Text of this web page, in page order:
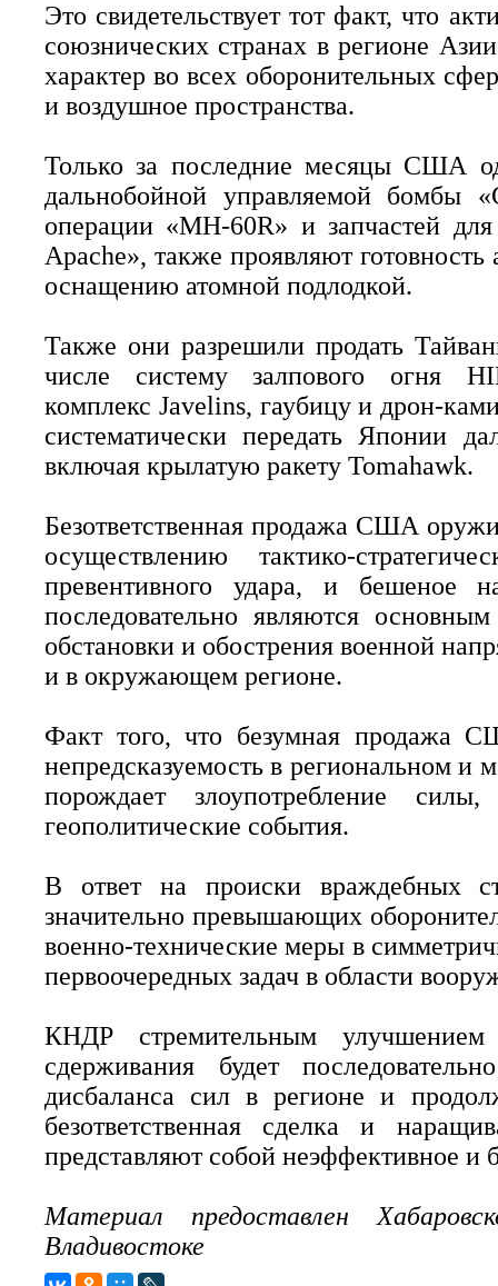
Это свидетельствует тот факт, что
союзнических странах в регионе
характер во всех оборонительных
и воздушное пространства.
Только за последние месяцы США
дальнобойной управляемой бомбы
операции «MH-60R» и запчастей для
Apache», также проявляют
оснащению атомной подлодкой.
Также они разрешили продать
числе систему залпового огня
комплекс Javelins, гаубицу и дрон-
систематически передать Японии
включая крылатую ракету Tomahawk.
Безответственная продажа США
осуществлению тактико-
превентивного удара, и бешеное
последовательно являются
обстановки и обострения военной
и в окружающем регионе.
Факт того, что безумная продажа
непредсказуемость в региональном
порождает злоупотребление
геополитические события.
В ответ на происки враждебных
значительно превышающих
военно-технические меры в
первоочередных задач в области
КНДР стремительным
сдерживания будет
дисбаланса сил в регионе и
безответственная сделка и
представляют собой неэффективное и
Материал предоставлен
Владивостоке